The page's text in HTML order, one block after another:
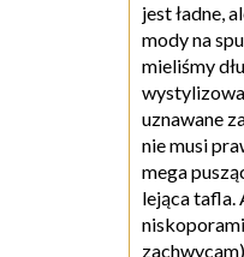
jest ładne,
mody na
mieliśmy
uznawane
nie musi
mega
lejąca tafla.